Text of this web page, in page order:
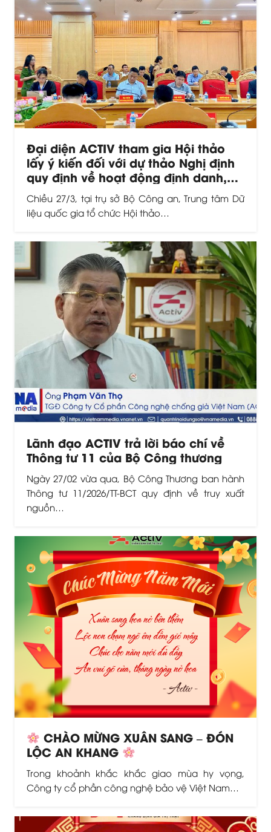
Đại diện ACTIV tham gia Hội thảo
lấy ý kiến đối với dự thảo Nghị định
quy định về hoạt động định danh,
xác thực và truy xuất nguồn gốc
sản phẩm, hàng hóa.
Chiều 27/3, tại trụ sở Bộ Công an, Trung tâm Dữ
liệu quốc gia tổ chức Hội thảo…
Lãnh đạo ACTIV trả lời báo chí về
Thông tư 11 của Bộ Công thương
Ngày 27/02 vừa qua, Bộ Công Thương ban hành
Thông tư 11/2026/TT-BCT quy định về truy xuất
nguồn…
CHÀO MỪNG XUÂN SANG – ĐÓN
LỘC AN KHANG
Trong khoảnh khắc khắc giao mùa hy vọng,
Công ty cổ phần công nghệ bảo vệ Việt Nam…